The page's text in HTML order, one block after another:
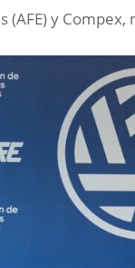
(AFE) y